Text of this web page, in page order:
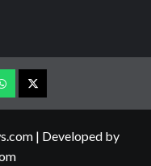
WhatsTwitter
| Developed by